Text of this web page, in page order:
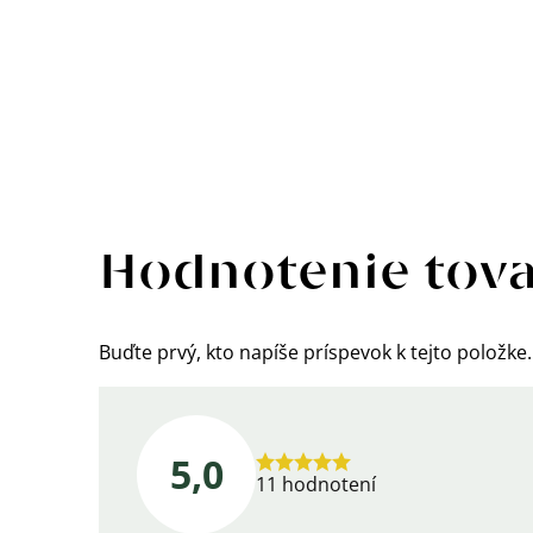
Hodnotenie
Buďte prvý, kto napíše príspevok k tejto položke.
5,0
Priemerné
11 hodnotení
hodnotení